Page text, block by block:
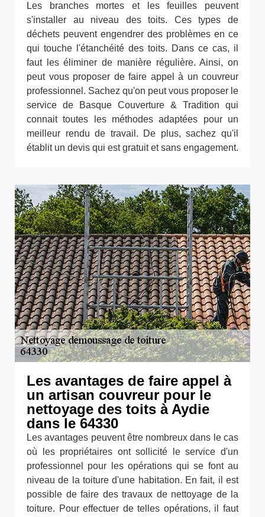
Les branches mortes et les feuilles peuvent
s'installer au niveau des toits. Ces types de
déchets peuvent engendrer des problèmes en ce
qui touche l'étanchéité des toits. Dans ce cas, il
faut les éliminer de manière régulière. Ainsi, on
peut vous proposer de faire appel à un couvreur
professionnel. Sachez qu'on peut vous proposer le
service de Basque Couverture & Tradition qui
connait toutes les méthodes adaptées pour un
meilleur rendu de travail. De plus, sachez qu'il
établit un devis qui est gratuit et sans engagement.
Les avantages de faire appel à
un artisan couvreur pour le
nettoyage des toits à Aydie
dans le 64330
Les avantages peuvent être nombreux dans le cas
où les propriétaires ont sollicité le service d'un
professionnel pour les opérations qui se font au
niveau de la toiture d'une habitation. En fait, il est
possible de faire des travaux de nettoyage de la
toiture. Pour effectuer de telles opérations, il faut